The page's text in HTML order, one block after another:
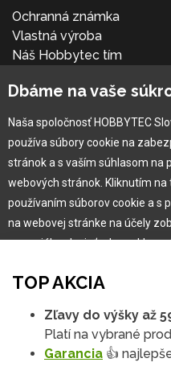
Ochranná známka
Vlastná výroba
Náš Hobbytec tím
Naša história
Pre zákazníka
Garancia najlepšej ceny
Užívateľský manuál
Reklamácia
TOP AKCIA
Zľavy do výšky až
Platí na vybrané
Garancia 👍
Dbáme na vaše
Naša spoločnosť HOBBYTEC
používa súbory cookie na
stránok a s vaším súhlasom na
webových stránok. Kliknutím
používaním súborov cookie a s
na webovej stránke na účely
na sociálnych sieťach a
Viac informácií
Na našich webových